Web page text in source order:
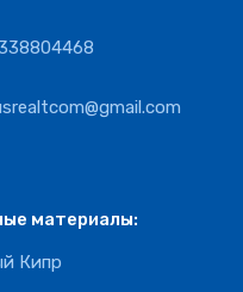
материалы:
Кипр